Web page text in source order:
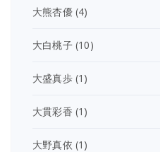
大熊杏優(4)
大白桃子(10)
大盛真歩(1)
大貫彩香 (1)
大野真依 (1)